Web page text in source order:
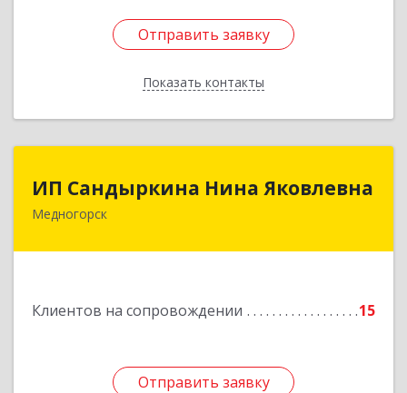
Отправить заявку
Показать контакты
Отправить заявку
Назад
ИП Сандыркина Нина Яковлевна
Медногорск
Клиентов на сопровождении 15
Отправить заявку
462270, Оренбургская обл, Медногорск г,
Отправить заявку